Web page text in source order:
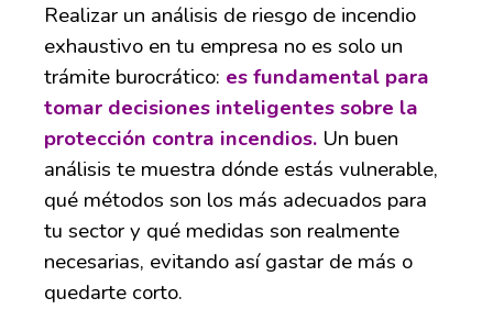
Realizar un análisis de riesgo de incendio
exhaustivo en tu empresa no es solo un
trámite burocrático: es fundamental para
tomar decisiones inteligentes sobre la
protección contra incendios. Un buen
análisis te muestra dónde estás vulnerable,
qué métodos son los más adecuados para
tu sector y qué medidas son realmente
necesarias, evitando así gastar de más o
quedarte corto.